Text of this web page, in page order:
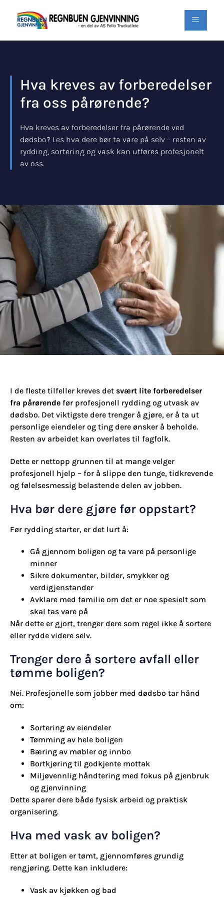
Hva kreves av forberedelser
fra oss pårørende?
Hva kreves av forberedelser fra pårørende ved
dødsbo? Les hva dere bør ta vare på selv – resten av
rydding, sortering og vask kan utføres profesjonelt
av oss.
I de fleste tilfeller kreves det svært lite forberedelser
fra pårørende før profesjonell rydding og utvask av
dødsbo. Det viktigste dere trenger å gjøre, er å ta ut
personlige eiendeler og ting dere ønsker å beholde.
Resten av arbeidet kan overlates til fagfolk.
Dette er nettopp grunnen til at mange velger
profesjonell hjelp – for å slippe den tunge, tidkrevende
og følelsesmessig belastende delen av jobben.
Hva bør dere gjøre før oppstart?
Før rydding starter, er det lurt å:
Gå gjennom boligen og ta vare på personlige
minner
Sikre dokumenter, bilder, smykker og
verdigjenstander
Avklare med familie om det er noe spesielt som
skal tas vare på
Når dette er gjort, trenger dere som regel ikke å sortere
eller rydde videre selv.
Trenger dere å sortere avfall eller
tømme boligen?
Nei. Profesjonelle som jobber med dødsbo tar hånd
om:
Sortering av eiendeler
Tømming av hele boligen
Bæring av møbler og innbo
Bortkjøring til godkjente mottak
Miljøvennlig håndtering med fokus på gjenbruk
og gjenvinning
Dette sparer dere både fysisk arbeid og praktisk
organisering.
Hva med vask av boligen?
Etter at boligen er tømt, gjennomføres grundig
rengjøring. Dette kan inkludere:
Vask av kjøkken og bad